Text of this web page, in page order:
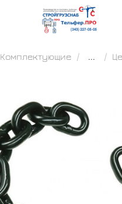
Комплектующие ...